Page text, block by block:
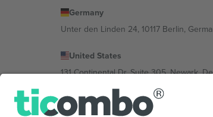
Germany
Unter den Linden 24, 10117 Berlin,
United States
131 Continental Dr, Suite 305, Newark,
Bulgaria